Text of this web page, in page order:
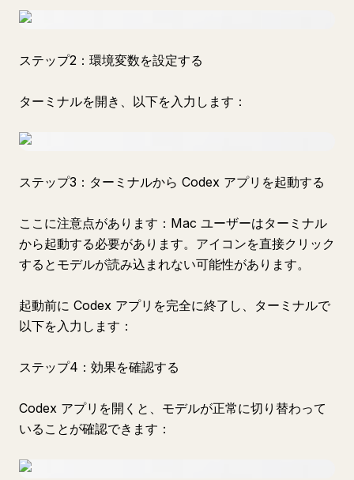
ステップ2：環境変数を設定する
ターミナルを開き、以下を入力します：
ステップ3：ターミナルから Codex アプリを起動する
ここに注意点があります：Mac ユーザーはターミナル
から起動する必要があります。アイコンを直接クリック
するとモデルが読み込まれない可能性があります。
起動前に Codex アプリを完全に終了し、ターミナルで
以下を入力します：
ステップ4：効果を確認する
Codex アプリを開くと、モデルが正常に切り替わって
いることが確認できます：